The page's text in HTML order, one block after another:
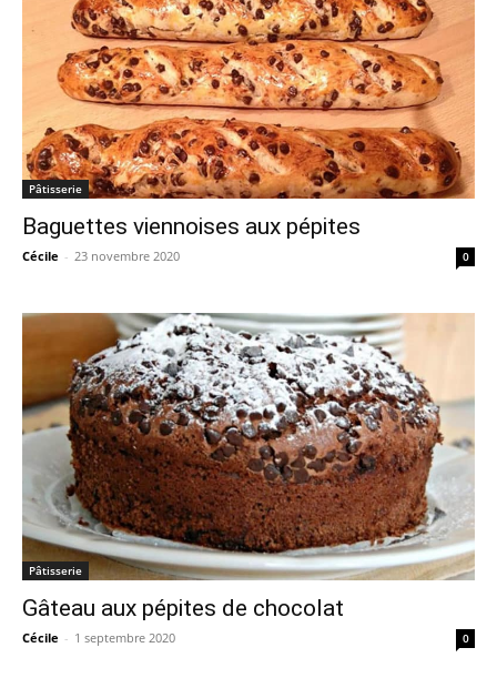
Pâtisserie
Baguettes viennoises aux pépites
Cécile - 23 novembre 2020 0
Pâtisserie
Gâteau aux pépites de chocolat
Cécile - 1 septembre 2020 0